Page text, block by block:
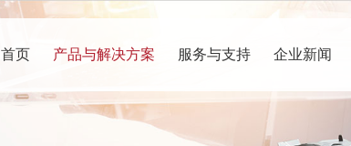
首页 产品与解决方案 服务与支持 企业新闻